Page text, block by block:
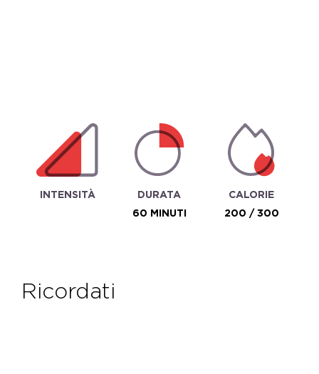
INTENSITÀ
DURATA
60 MINUTI
CALORIE
200 / 300
ricordati